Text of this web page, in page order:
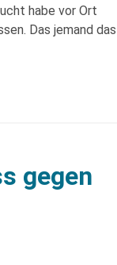
habe vor Ort
Das jemand das
gegen